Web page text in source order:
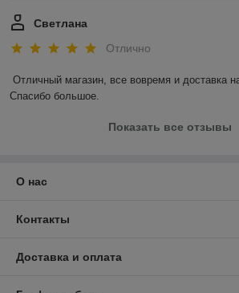
Светлана
Отлично
Отличный магазин, все вовремя и доставка
Спасибо большое.
Показать все отзывы
О нас
Контакты
Доставка и оплата